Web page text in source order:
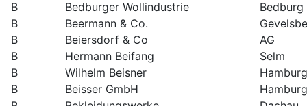
B
Bedburger Wollindustrie
Bedburg
B
Beermann & Co.
B
Beiersdorf & Co
AG
B
Hermann Beifang
Selm
B
Wilhelm Beisner
Hamburg
B
Beisser GmbH
Hamburg